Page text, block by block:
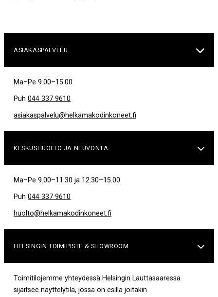
ASIAKASPALVELU 
Ma–Pe 9.00–15.00
Puh 044 337 9610
asiakaspalvelu@helkamakodinkoneet.fi
KESKUSHUOLTO JA NEUVONTA 
Ma–Pe 9.00–11.30 ja 12.30–15.00
Puh 044 337 9610
huolto@helkamakodinkoneet.fi
HELSINGIN TOIMIPISTE & SHOWROOM 
Toimitilojemme yhteydessä Helsingin Lauttasaaressa
sijaitsee näyttelytila, jossa on esillä joitakin